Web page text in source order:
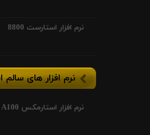
نرم افزار استارست 8800
نرم افزار های
نرم افزار استارمکس A100